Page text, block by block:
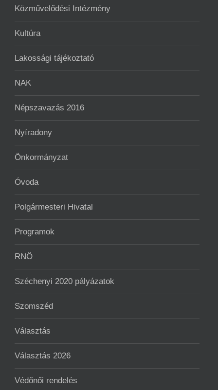
Közművelődési Intézmény
Kultúra
Lakossági tájékoztató
NAK
Népszavazás 2016
Nyíradony
Önkormányzat
Óvoda
Polgármesteri Hivatal
Programok
RNÖ
Széchenyi 2020 pályázatok
Szomszéd
Választás
Választás 2026
Védőnői rendelés